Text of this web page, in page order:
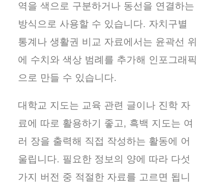
역을 색으로 구분하거나 동선을 연결하는
방식으로 사용할 수 있습니다. 자치구별
통계나 생활권 비교 자료에서는 윤곽선 위
에 수치와 색상 범례를 추가해 인포그래픽
으로 만들 수 있습니다.
대학교 지도는 교육 관련 글이나 진학 자
료에 따로 활용하기 좋고, 흑백 지도는 여
러 장을 출력해 직접 작성하는 활동에 어
울립니다. 필요한 정보의 양에 따라 다섯
가지 버전 중 적절한 자료를 고르면 됩니